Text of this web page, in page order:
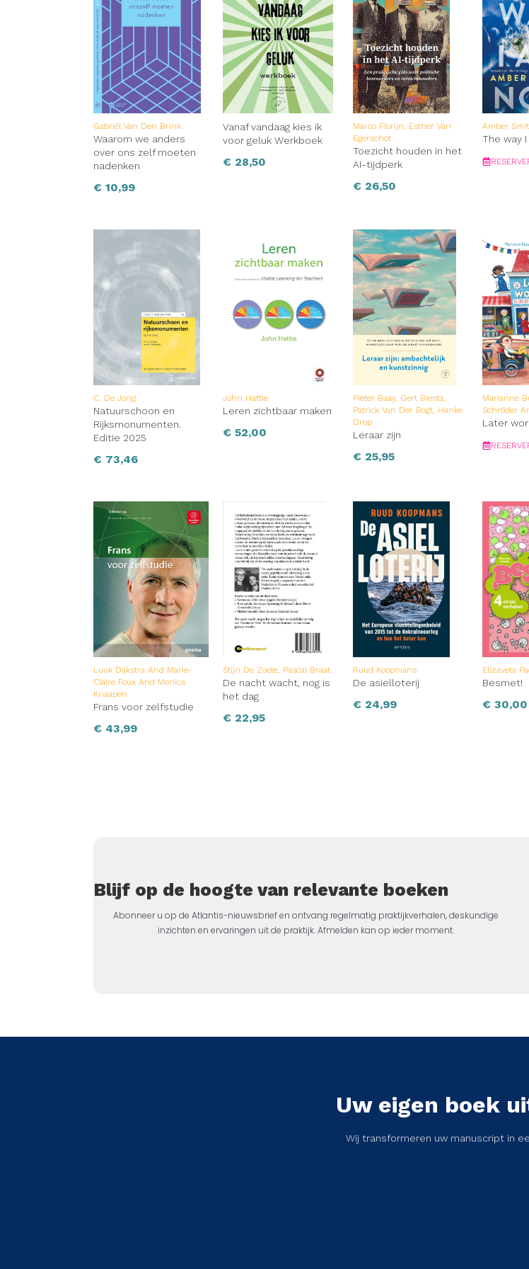
Gabriël Van Den Brink
Waarom we anders
over ons zelf moeten
nadenken
€ 10,99
Vanaf vandaag kies ik
voor geluk Werkboek
€ 28,50
Marco Florijn, Esther Van
Egerschot
Toezicht houden in het
AI-tijdperk
€26,50
Amber
The way
C. De Jong
Natuurschoon en
Rijksmonumenten.
Editie 2025
€ 73,46
John Hattie
Leren zichtbaar maken
€ 52,00
Pieter Baay, Gert Biesta,
Patrick Van Der Bogt, Hanke
Drop
Leraar zijn
€25,95
Marianne
Schröder
Later
Luuk Dijkstra And Marie-
Claire Foux And Monica
Knaapen
Frans voor zelfstudie
€ 43,99
Stijn De Zoete, Pascal Braat
De nacht wacht, nog is
het dag
€ 22,95
Ruud Koopmans
De asielloterij
€24,99
Elizaveta
Besmet!
€30,00
Blijf op de hoogte van relevante boeken
Abonneer u op de Atlantis-nieuwsbrief en ontvang regelmatig praktijkverhalen, deskundige
inzichten en ervaringen uit de praktijk. Afmelden kan op ieder moment.
Uw eigen boek
Wij transformeren uw manuscript in